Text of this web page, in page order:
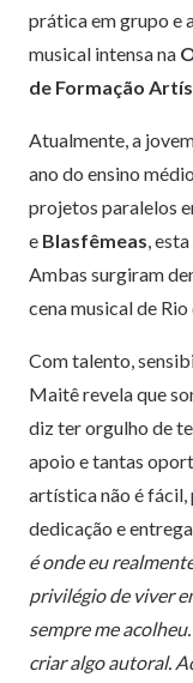
prática em grupo e
musical intensa na
de Formação
Atualmente, a
ano do ensino
projetos paralelos
e Blasfêmeas,
Ambas surgiram
cena musical de
Com talento,
Maitê revela que
diz ter orgulho de
apoio e tantas
artística não é fácil,
dedicação e
é onde eu
privilégio de viver
sempre me
criar algo autoral.